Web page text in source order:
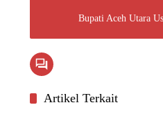
Bupati Aceh Utara
Artikel Terkait